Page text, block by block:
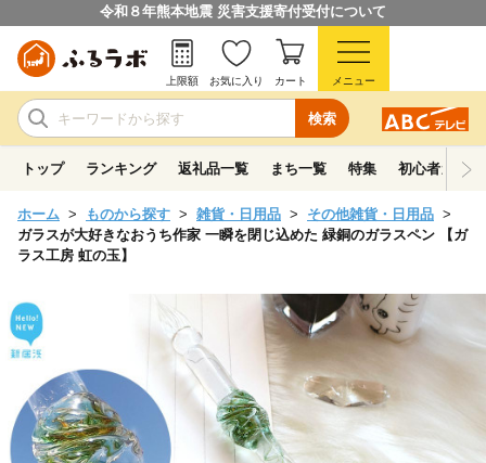
令和８年熊本地震 災害支援寄付受付について
検索
上限額 お気に入り カート メニュー
トップ ランキング 返礼品一覧 まち一覧 特集 初心者ガイド
ホーム ものから探す 雑貨・日用品
その他雑貨・日用品
ガラスが大好きなおうち作家 一瞬を閉じ込めた 緑銅のガラスペン 【ガ
ラス工房 虹の玉】